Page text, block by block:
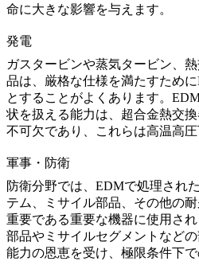
命に大きな影響を与えます。
発電
ガスタービンや蒸気タービン 、
品は、厳格な仕様を満たすため
とすることがよくあります。
状を扱える能力は、 超合金熱交
不可欠であり、これらは高温高圧
軍事・防衛
防衛分野では、EDMで処理された
テム、ミサイル部品、その他の
重要である重要な機器に使用され
部品や ミサイルセグメント など
能力の恩恵を受け、極限条件下で